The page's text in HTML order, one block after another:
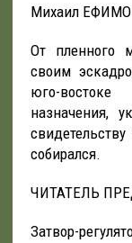
Михаил
От пленного
своим
юго-
назначения,
собирался.
ЧИТАТЕЛЬ
Затвор-